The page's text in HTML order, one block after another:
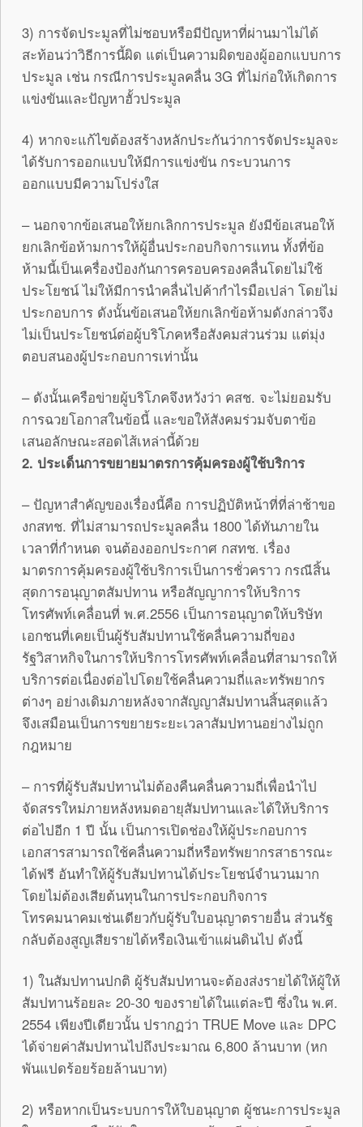
3) การจัดประมูลที่ไม่ชอบหรือมีปัญหาที่ผ่านมาไม่ได้
สะท้อนว่าวิธีการนี้ผิด แต่เป็นความผิดของผู้ออกแบบการ
ประมูล เช่น กรณีการประมูลคลื่น 3G ที่ไม่ก่อให้เกิดการ
แข่งขันและปัญหาฮั้วประมูล
4) หากจะแก้ไขต้องสร้างหลักประกันว่าการจัดประมูลจะ
ได้รับการออกแบบให้มีการแข่งขัน กระบวนการ
ออกแบบมีความโปร่งใส
– นอกจากข้อเสนอให้ยกเลิกการประมูล ยังมีข้อเสนอให้
ยกเลิกข้อห้ามการให้ผู้อื่นประกอบกิจการแทน ทั้งที่ข้อ
ห้ามนี้เป็นเครื่องป้องกันการครอบครองคลื่นโดยไม่ใช้
ประโยชน์ ไม่ให้มีการนำคลื่นไปค้ากำไรมือเปล่า โดยไม่
ประกอบการ ดังนั้นข้อเสนอให้ยกเลิกข้อห้ามดังกล่าวจึง
ไม่เป็นประโยชน์ต่อผู้บริโภคหรือสังคมส่วนร่วม แต่มุ่ง
ตอบสนองผู้ประกอบการเท่านั้น
– ดังนั้นเครือข่ายผู้บริโภคจึงหวังว่า คสช. จะไม่ยอมรับ
การฉวยโอกาสในข้อนี้ และขอให้สังคมร่วมจับตาข้อ
เสนอลักษณะสอดไส้เหล่านี้ด้วย
2. ประเด็นการขยายมาตรการคุ้มครองผู้ใช้บริการ
– ปัญหาสำคัญของเรื่องนี้คือ การปฏิบัติหน้าที่ที่ล่าช้าขอ
งกสทช. ที่ไม่สามารถประมูลคลื่น 1800 ได้ทันภายใน
เวลาที่กำหนด จนต้องออกประกาศ กสทช. เรื่อง
มาตรการคุ้มครองผู้ใช้บริการเป็นการชั่วคราว กรณีสิ้น
สุดการอนุญาตสัมปทาน หรือสัญญาการให้บริการ
โทรศัพท์เคลื่อนที่ พ.ศ.2556 เป็นการอนุญาตให้บริษัท
เอกชนที่เคยเป็นผู้รับสัมปทานใช้คลื่นความถี่ของ
รัฐวิสาหกิจในการให้บริการโทรศัพท์เคลื่อนที่สามารถให้
บริการต่อเนื่องต่อไปโดยใช้คลื่นความถี่และทรัพยากร
ต่างๆ อย่างเดิมภายหลังจากสัญญาสัมปทานสิ้นสุดแล้ว
จึงเสมือนเป็นการขยายระยะเวลาสัมปทานอย่างไม่ถูก
กฎหมาย
– การที่ผู้รับสัมปทานไม่ต้องคืนคลื่นความถี่เพื่อนำไป
จัดสรรใหม่ภายหลังหมดอายุสัมปทานและได้ให้บริการ
ต่อไปอีก 1 ปี นั้น เป็นการเปิดช่องให้ผู้ประกอบการ
เอกสารสามารถใช้คลื่นความถี่หรือทรัพยากรสาธารณะ
ได้ฟรี อันทำให้ผู้รับสัมปทานได้ประโยชน์จำนวนมาก
โดยไม่ต้องเสียต้นทุนในการประกอบกิจการ
โทรคมนาคมเช่นเดียวกับผู้รับใบอนุญาตรายอื่น ส่วนรัฐ
กลับต้องสูญเสียรายได้หรือเงินเข้าแผ่นดินไป ดังนี้
1) ในสัมปทานปกติ ผู้รับสัมปทานจะต้องส่งรายได้ให้ผู้ให้
สัมปทานร้อยละ 20-30 ของรายได้ในแต่ละปี ซึ่งใน พ.ศ.
2554 เพียงปีเดียวนั้น ปรากฏว่า TRUE Move และ DPC
ได้จ่ายค่าสัมปทานไปถึงประมาณ 6,800 ล้านบาท (หก
พันแปดร้อยร้อยล้านบาท)
2) หรือหากเป็นระบบการให้ใบอนุญาต ผู้ชนะการประมูล